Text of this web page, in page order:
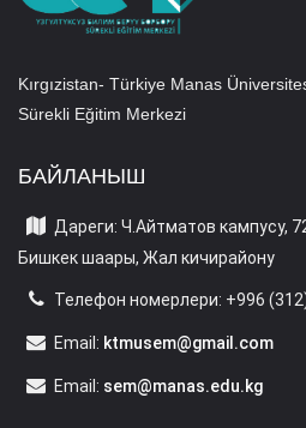
Kırgızistan- Türkiye Manas
Sürekli Eğitim Merkezi
БАЙЛАНЫШ
Дареги: Ч.Айтматов кампусу,
Бишкек шаары, Жал кичирайону
Телефон номерлери: +996
Email: ktmusem@gmail.com
Email: sem@manas.edu.kg